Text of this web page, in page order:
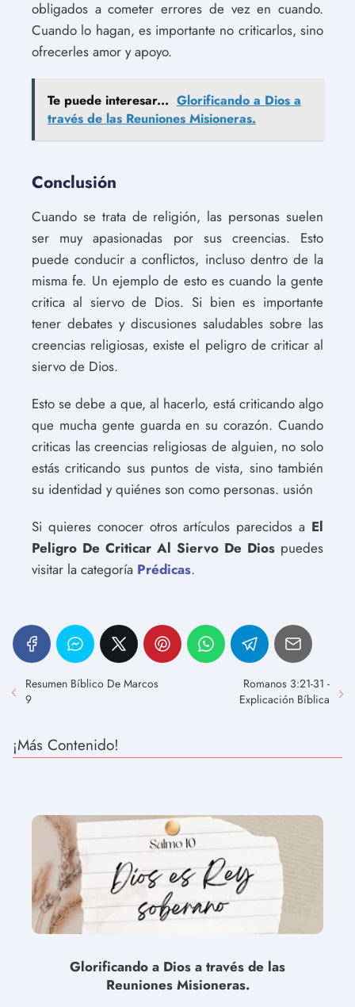
obligados a cometer errores de vez en cuando.
Cuando lo hagan, es importante no criticarlos, sino
ofrecerles amor y apoyo.
Te puede interesar... Glorificando a Dios a
través de las Reuniones Misioneras.
Conclusión
Cuando se trata de religión, las personas suelen
ser muy apasionadas por sus creencias. Esto
puede conducir a conflictos, incluso dentro de la
misma fe. Un ejemplo de esto es cuando la gente
critica al siervo de Dios. Si bien es importante
tener debates y discusiones saludables sobre las
creencias religiosas, existe el peligro de criticar al
siervo de Dios.
Esto se debe a que, al hacerlo, está criticando algo
que mucha gente guarda en su corazón. Cuando
criticas las creencias religiosas de alguien, no solo
estás criticando sus puntos de vista, sino también
su identidad y quiénes son como personas. usión
Si quieres conocer otros artículos parecidos a El
Peligro De Criticar Al Siervo De Dios puedes
visitar la categoría Prédicas.
Resumen Bíblico De Marcos
9
Romanos 3:21-31 -
Explicación Bíblica
¡Más Contenido!
Glorificando a Dios a través de las
Reuniones Misioneras.